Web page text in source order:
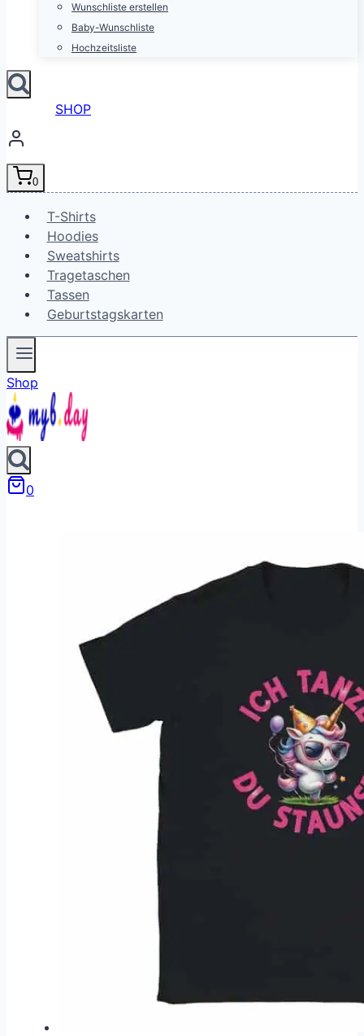
Wunschliste erstellen
Baby-Wunschliste
Hochzeitsliste
SHOP
0
T-Shirts
Hoodies
Sweatshirts
Tragetaschen
Tassen
Geburtstagskarten
Shop
0